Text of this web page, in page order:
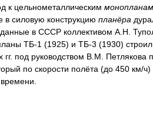
к цельнометаллическим
в силовую конструкцию планёра
в СССР коллективом А.Н.
ТБ-1 (1925) и ТБ-3 (1930)
под руководством В.М. Петлякова
по скорости полёта (до 450 км/ч)